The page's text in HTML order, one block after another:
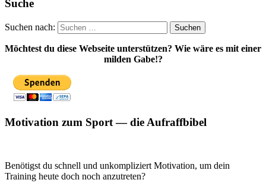
Suche
Suchen nach:
Möchtest du diese Webseite unterstützen? Wie wäre es mit einer
milden Gabe!?
Motivation zum Sport — die Aufraffbibel
Benötigst du schnell und unkompliziert Motivation, um dein
Training heute doch noch anzutreten?